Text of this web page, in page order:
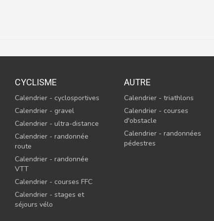
CYCLISME
Calendrier - cyclosportives
Calendrier - gravel
Calendrier - ultra-distance
Calendrier - randonnée
route
Calendrier - randonnée
VTT
Calendrier - courses FFC
Calendrier - stages et
séjours vélo
AUTRE
Calendrier - triathlons
Calendrier - courses
d'obstacle
Calendrier - randonnées
pédestres